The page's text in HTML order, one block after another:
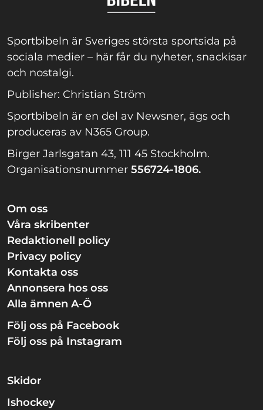
Sportbibeln är Sveriges största sportsida på
sociala medier – här får du nyheter, snackisar
och nostalgi.
Publisher: Christian Ström
Sportbibeln är en del av Newsner, ägs och
produceras av N365 Group.
Birger Jarlsgatan 43, 111 45 Stockholm.
Organisationsnummer 556724-1806.
Om oss
Våra skribenter
Redaktionell policy
Privacy policy
Kontakta oss
Annonsera hos oss
Alla ämnen A-Ö
Följ oss på Facebook
Följ oss på Instagram
Skidor
Ishockey